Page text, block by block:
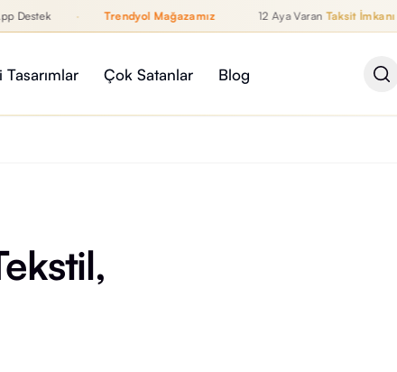
· Trendyol Mağazamız 12 Aya Varan Taksit İmkanı ·
Tasarımlar Çok Satanlar Blog